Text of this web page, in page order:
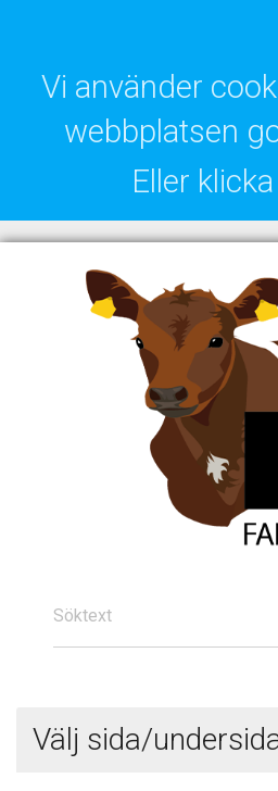
Vi använder
webbplatsen
Eller
Söktext
Välj sida/